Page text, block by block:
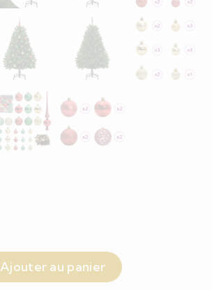
Ajouter au panier